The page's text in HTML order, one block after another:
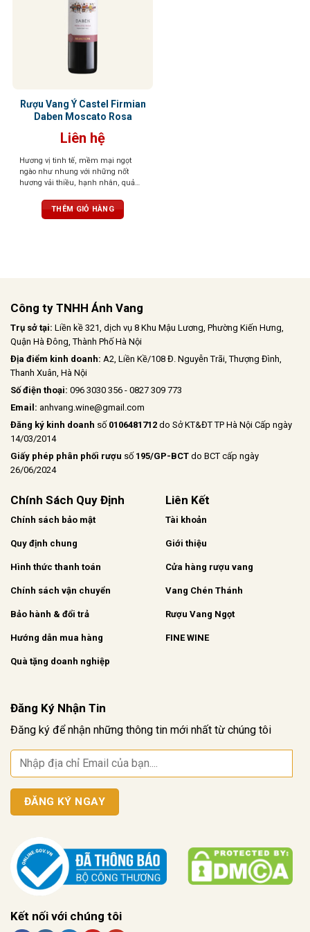
Rượu Vang Ý Castel Firmian
Daben Moscato Rosa
Liên hệ
Hương vị tinh tế, mềm mại ngọt
ngào như nhung với những nốt
hương vải thiều, hạnh nhân, quả
hồng và gia vịTHÊM GIỎ HÀNG
Công ty TNHH Ánh Vang
Trụ sở tại: Liền kề 321, dịch vụ 8 Khu Mậu Lương, Phường Kiến Hưng,
Quận Hà Đông, Thành Phố Hà Nội
Địa điểm kinh doanh: A2, Liền Kề/108 Đ. Nguyễn Trãi, Thượng Đình,
Thanh Xuân, Hà Nội
Số điện thoại: 096 3030 356 - 0827 309 773
Email: anhvang.wine@gmail.com
Đăng ký kinh doanh số 0106481712 do Sở KT&ĐT TP Hà Nội Cấp ngày
14/03/2014
Giấy phép phân phối rượu số 195/GP-BCT do BCT cấp ngày
26/06/2024
Chính Sách Quy Định
Chính sách bảo mật
Quy định chung
Hình thức thanh toán
Chính sách vận chuyển
Bảo hành & đổi trả
Hướng dẫn mua hàng
Quà tặng doanh nghiệp
Liên Kết
Tài khoản
Giới thiệu
Cửa hàng rượu vang
Vang Chén Thánh
Rượu Vang Ngọt
FINE WINE
Đăng Ký Nhận Tin
Đăng ký để nhận những thông tin mới nhất từ chúng tôi
Kết nối với chúng tôi